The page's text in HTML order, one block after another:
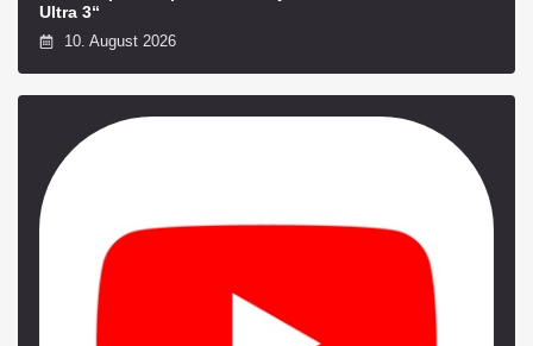
Ultra 3“
10. August 2026